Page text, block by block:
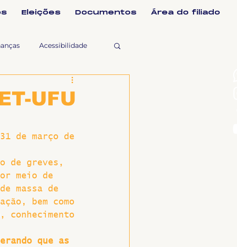
Eleições Documentos Área do filiado
Acessibilidade
Suplentes
Divulgações
UFU
de março de
de greves,
meio de
massa de
bem como
que as